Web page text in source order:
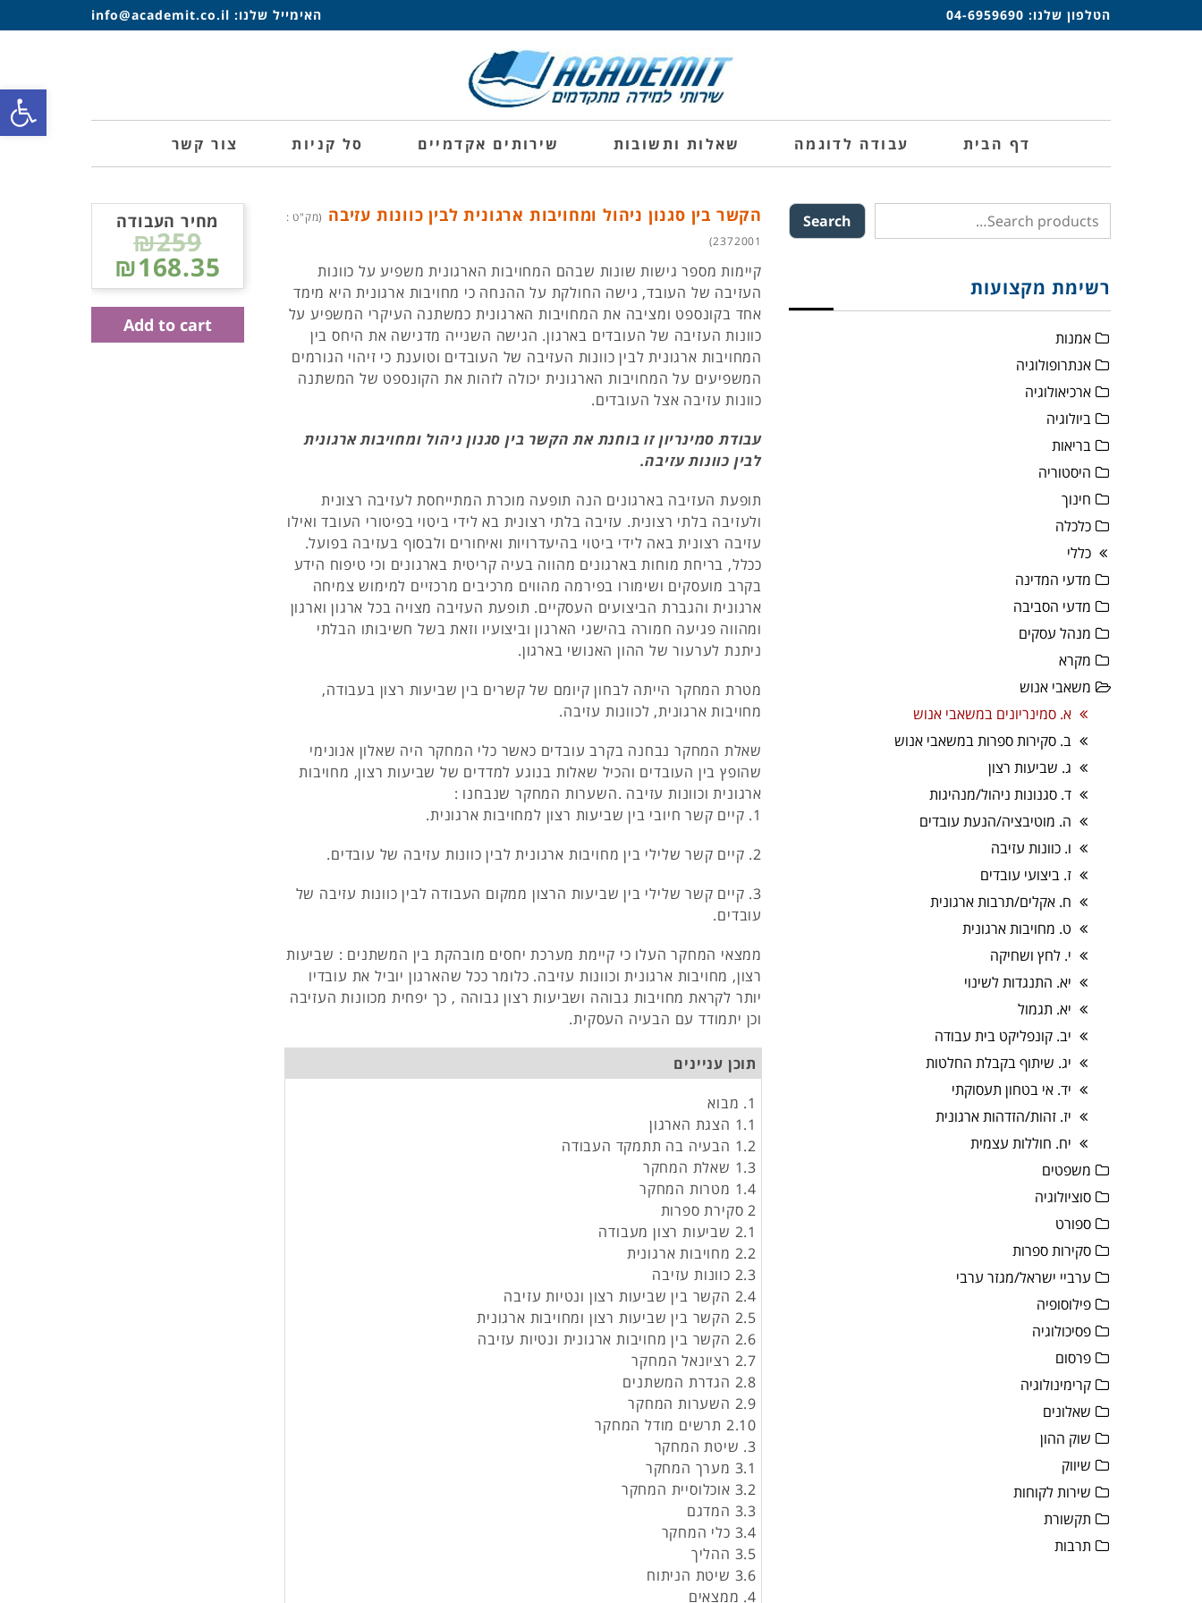
הטלפון שלנו: 04-6959690 האימייל שלנו: info@academit.co.il
דף הבית עבודה לדוגמה שאלות ותשובות שירותים אקדמיים סל קניות צור קשר
הקשר בין סגנון ניהול ומחויבות ארגונית לבין כוונות עזיבה (מק"ט :
2372001)
קיימות מספר גישות שונות שבהם המחויבות הארגונית משפיע על כוונות
העזיבה של העובד, גישה החולקת על ההנחה כי מחויבות ארגונית היא מימד
אחד בקונספט ומציבה את המחויבות הארגונית כמשתנה העיקרי המשפיע על
כוונות העזיבה של העובדים בארגון. הגישה השנייה מדגישה את היחס בין
המחויבות ארגונית לבין כוונות העזיבה של העובדים וטוענת כי זיהוי הגורמים
המשפיעים על המחויבות הארגונית יכולה לזהות את הקונספט של המשתנה
כוונות עזיבה אצל העובדים.
עבודת סמינריון זו בוחנת את הקשר בין סגנון ניהול ומחויבות ארגונית
לבין כוונות עזיבה.
תופעת העזיבה בארגונים הנה תופעה מוכרת המתייחסת לעזיבה רצונית
ולעזיבה בלתי רצונית. עזיבה בלתי רצונית בא לידי ביטוי בפיטורי העובד ואילו
עזיבה רצונית באה לידי ביטוי בהיעדרויות ואיחורים ולבסוף בעזיבה בפועל.
ככלל, בריחת מוחות בארגונים מהווה בעיה קריטית בארגונים וכי טיפוח הידע
בקרב מועסקים ושימורו בפירמה מהווים מרכיבים מרכזיים למימוש צמיחה
ארגונית והגברת הביצועים העסקיים. תופעת העזיבה מצויה בכל ארגון וארגון
ומהווה פגיעה חמורה בהישגי הארגון וביצועיו וזאת בשל חשיבותו הבלתי
ניתנת לערעור של ההון האנושי בארגון.
מטרת המחקר הייתה לבחון קיומם של קשרים בין שביעות רצון בעבודה,
מחויבות ארגונית, לכוונות עזיבה.
שאלת המחקר נבחנה בקרב עובדים כאשר כלי המחקר היה שאלון אנונימי
שהופץ בין העובדים והכיל שאלות בנוגע למדדים של שביעות רצון, מחויבות
ארגונית וכוונות עזיבה .השערות המחקר שנבחנו :
1. קיים קשר חיובי בין שביעות רצון למחויבות ארגונית.
2. קיים קשר שלילי בין מחויבות ארגונית לבין כוונות עזיבה של עובדים.
3. קיים קשר שלילי בין שביעות הרצון ממקום העבודה לבין כוונות עזיבה של
עובדים.
ממצאי המחקר העלו כי קיימת מערכת יחסים מובהקת בין המשתנים : שביעות
רצון, מחויבות ארגונית וכוונות עזיבה. כלומר ככל שהארגון יוביל את עובדיו
יותר לקראת מחויבות גבוהה ושביעות רצון גבוהה , כך יפחית מכוונות העזיבה
וכן יתמודד עם הבעיה העסקית.
תוכן עניינים
1. מבוא
1.1 הצגת הארגון
1.2 הבעיה בה תתמקד העבודה
1.3 שאלת המחקר
1.4 מטרות המחקר
2 סקירת ספרות
2.1 שביעות רצון מעבודה
2.2 מחויבות ארגונית
2.3 כוונות עזיבה
2.4 הקשר בין שביעות רצון ונטיות עזיבה
2.5 הקשר בין שביעות רצון ומחויבות ארגונית
2.6 הקשר בין מחויבות ארגונית ונטיות עזיבה
2.7 רציונאל המחקר
2.8 הגדרת המשתנים
2.9 השערות המחקר
2.10 תרשים מודל המחקר
3. שיטת המחקר
3.1 מערך המחקר
3.2 אוכלוסיית המחקר
3.3 המדגם
3.4 כלי המחקר
3.5 ההליך
3.6 שיטת הניתוח
4. ממצאים
מחיר העבודה
₪259
₪168.35
Add to cart
Search
רשימת מקצועות
אמנות
אנתרופולוגיה
ארכיאולוגיה
ביולוגיה
בריאות
היסטוריה
חינוך
כלכלה
כללי
מדעי המדינה
מדעי הסביבה
מנהל עסקים
מקרא
משאבי אנוש
א. סמינריונים במשאבי אנוש
ב. סקירות ספרות במשאבי אנוש
ג. שביעות רצון
ד. סגנונות ניהול/מנהיגות
ה. מוטיבציה/הנעת עובדים
ו. כוונות עזיבה
ז. ביצועי עובדים
ח. אקלים/תרבות ארגונית
ט. מחויבות ארגונית
י. לחץ ושחיקה
יא. התנגדות לשינוי
יא. תגמול
יב. קונפליקט בית עבודה
יג. שיתוף בקבלת החלטות
יד. אי בטחון תעסוקתי
יז. זהות/הזדהות ארגונית
יח. חוללות עצמית
משפטים
סוציולוגיה
ספורט
סקירות ספרות
ערביי ישראל/מגזר ערבי
פילוסופיה
פסיכולוגיה
פרסום
קרימינולוגיה
שאלונים
שוק ההון
שיווק
שירות לקוחות
תקשורת
תרבות
פתח